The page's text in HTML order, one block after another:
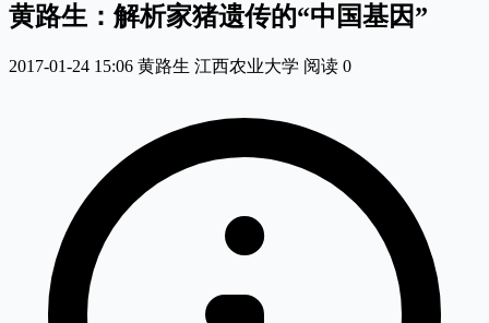
黄路生：解析家猪遗传的“中国基因”
2017-01-24 15:06 黄路生 江西农业大学 阅读 0